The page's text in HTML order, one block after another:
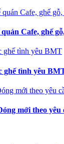
Cafe, ghế
ghế tình yêu
mới theo yêu